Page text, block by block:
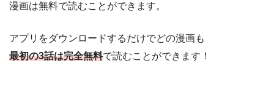
漫画は無料で読むことができます。
アプリをダウンロードするだけでどの漫画も
最初の3話は完全無料で読むことができます！